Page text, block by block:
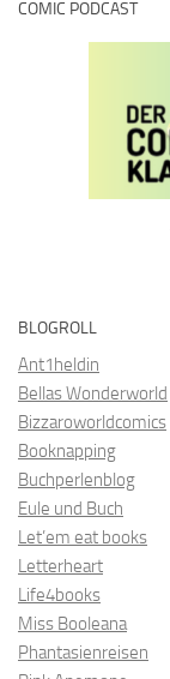
COMIC PODCAST
BLOGROLL
Ant1heldin
Bellas Wonderworld
Bizzaroworldcomics
Booknapping
Buchperlenblog
Eule und Buch
Let’em eat books
Letterheart
Life4books
Miss Booleana
Phantasienreisen